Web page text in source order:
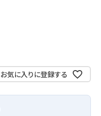
お気に入りに登録する